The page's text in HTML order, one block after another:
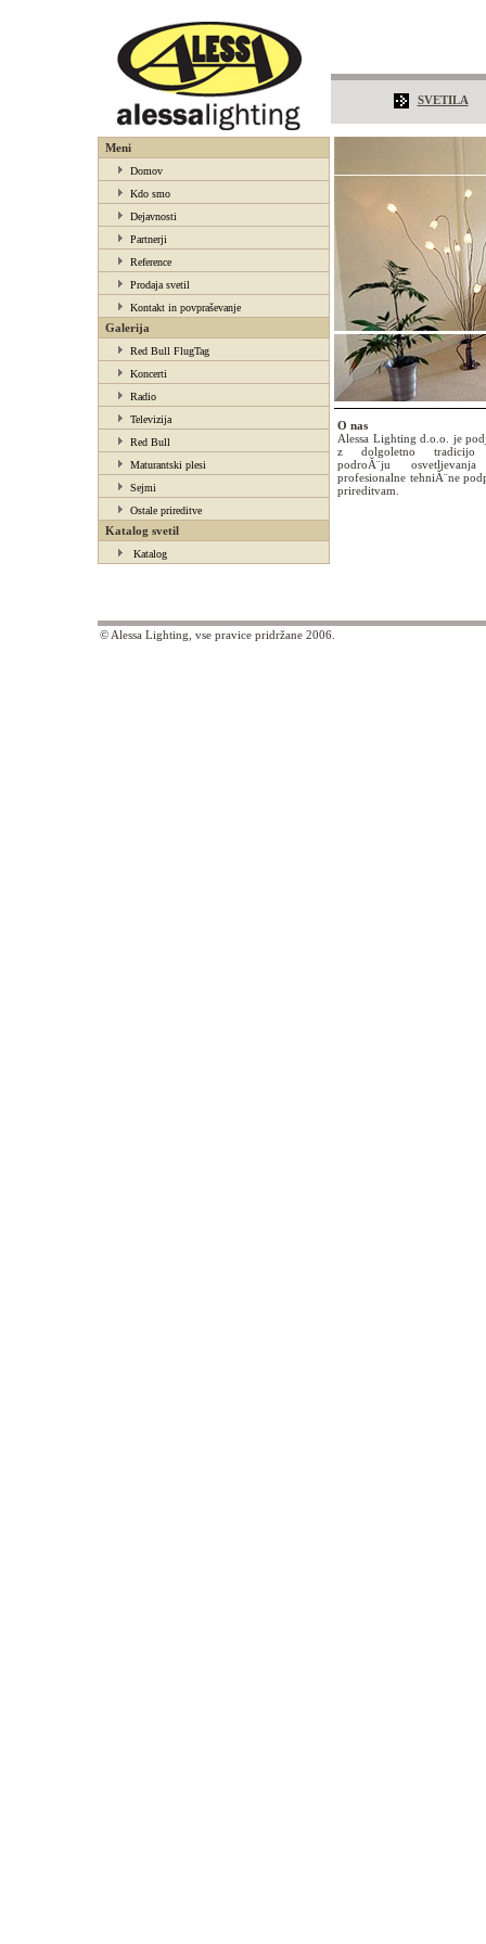
SVETILA
Meni
Domov
Kdo smo
Dejavnosti
Partnerji
Reference
Prodaja svetil
Kontakt in povpraševanje
Galerija
Red Bull FlugTag
Koncerti
Radio
Televizija
Red Bull
Maturantski plesi
Sejmi
Ostale prireditve
Katalog svetil
Katalog
O nas
Alessa Lighting d.o.o. je
z dolgoletno tradicijo
podroĂ¨ju
profesionalne tehniĂ¨ne
prireditvam.
© Alessa Lighting, vse pravice pridržane 2006.